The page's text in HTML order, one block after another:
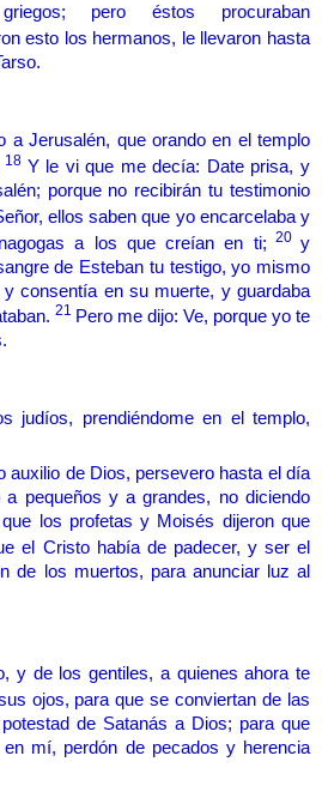
pero éstos procuraban
esto los hermanos, le llevaron hasta
a Jerusalén, que orando en el templo
18 Y le vi que me decía: Date prisa, y
porque no recibirán tu testimonio
ellos saben que yo encarcelaba y
a los que creían en ti; 20 y
de Esteban tu testigo, yo mismo
consentía en su muerte, y guardaba
21 Pero me dijo: Ve, porque yo te
judíos, prendiéndome en el templo,
auxilio de Dios, persevero hasta el día
a pequeños y a grandes, no diciendo
los profetas y Moisés dijeron que
el Cristo había de padecer, y ser el
de los muertos, para anunciar luz al
y de los gentiles, a quienes ahora te
ojos, para que se conviertan de las
de Satanás a Dios; para que
mí, perdón de pecados y herencia